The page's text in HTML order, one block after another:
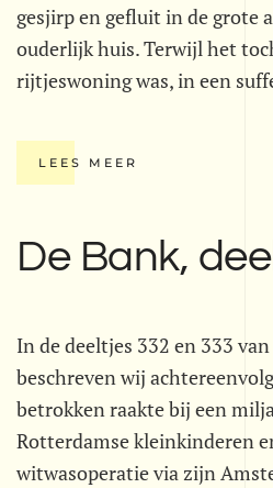
gesjirp en gefluit in de grote
ouderlijk huis. Terwijl het
rijtjeswoning was, in een
LEES MEER
De Bank,
In de deeltjes 332 en 333
beschreven wij
betrokken raakte bij een
Rotterdamse kleinkinderen
witwasoperatie via zijn